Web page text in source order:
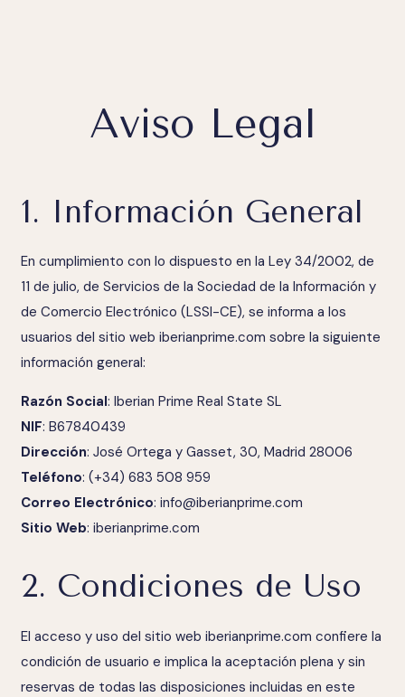
Aviso Legal
1. Información General
En cumplimiento con lo dispuesto en la Ley 34/2002, de
11 de julio, de Servicios de la Sociedad de la Información y
de Comercio Electrónico (LSSI-CE), se informa a los
usuarios del sitio web iberianprime.com sobre la siguiente
información general:
Razón Social: Iberian Prime Real State SL
NIF: B67840439
Dirección: José Ortega y Gasset, 30, Madrid 28006
Teléfono: (+34) 683 508 959
Correo Electrónico: info@iberianprime.com
Sitio Web: iberianprime.com
2. Condiciones de Uso
El acceso y uso del sitio web iberianprime.com confiere la
condición de usuario e implica la aceptación plena y sin
reservas de todas las disposiciones incluidas en este